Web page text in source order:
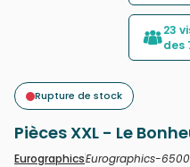
Rupture de stock
Pièces XXL - Le
EurographicsEurographics-
23
des